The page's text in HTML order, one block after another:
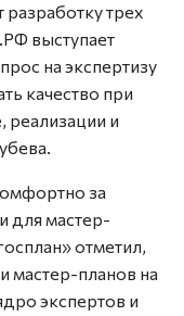
трех
выступает
на экспертизу
качество при
реализации и
за
для мастер-
отметил,
мастер-планов на
экспертов и